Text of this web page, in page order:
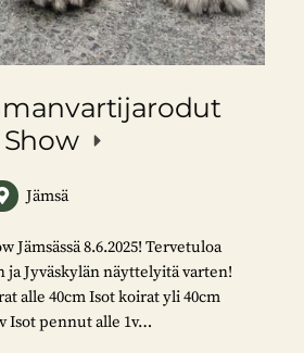
Jämsä
Jämsässä 8.6.2025! Tervetuloa
ja Jyväskylän näyttelyitä varten!
alle 40cm Isot koirat yli 40cm
Isot pennut alle 1v…